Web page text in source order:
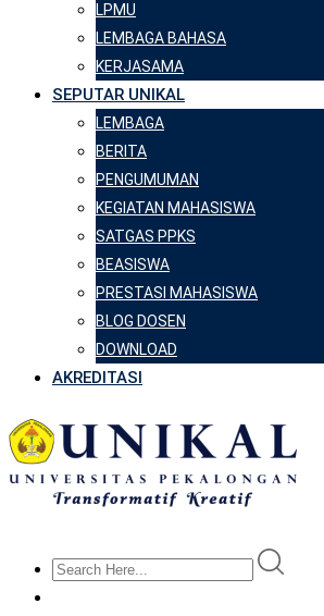
LPMU
LEMBAGA BAHASA
KERJASAMA
SEPUTAR UNIKAL
LEMBAGA
BERITA
PENGUMUMAN
KEGIATAN MAHASISWA
SATGAS PPKS
BEASISWA
PRESTASI MAHASISWA
BLOG DOSEN
DOWNLOAD
AKREDITASI